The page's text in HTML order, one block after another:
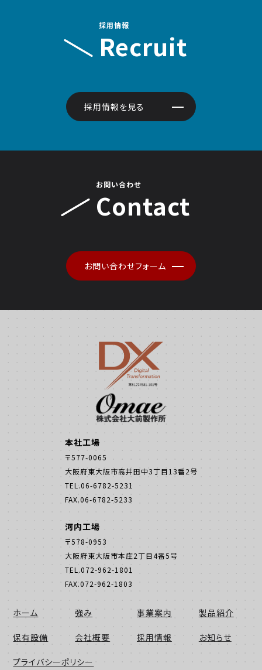
採用情報
Recruit
採用情報を見る
お問い合わせ
Contact
お問い合わせフォーム
本社工場
〒577-0065
大阪府東大阪市高井田中3丁目13番2号
TEL.06-6782-5231
FAX.06-6782-5233
河内工場
〒578-0953
大阪府東大阪市本庄2丁目4番5号
TEL.072-962-1801
FAX.072-962-1803
ホーム 強み 事業案内 製品紹介
保有設備 会社概要 採用情報 お知らせ
プライバシーポリシー